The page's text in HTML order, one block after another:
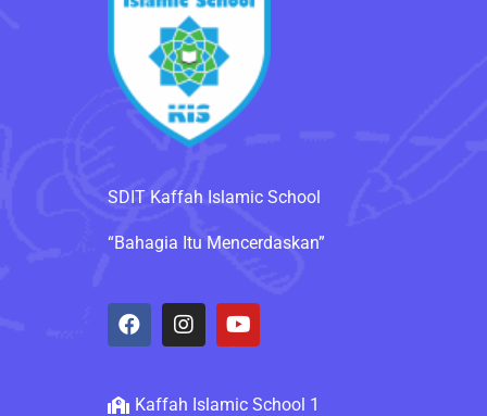
SDIT Kaffah Islamic School
“Bahagia Itu Mencerdaskan”
Kaffah Islamic School 1